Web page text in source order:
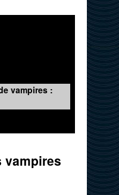
vampires :
vampires